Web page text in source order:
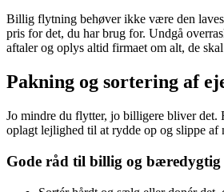
Billig flytning behøver ikke være den
pris for det, du har brug for. Undgå
aftaler og oplys altid firmaet om alt, de
Pakning og sortering af
Jo mindre du flytter, jo billigere bliver det.
oplagt lejlighed til at rydde op og slippe af
Gode råd til billig og